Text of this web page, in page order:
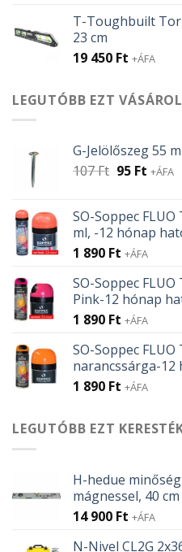
T-Toughbuilt
23 cm
19 450 Ft +ÁFA
LEGUTÓBB EZT
G-Jelölőszeg 55
107Ft Original
107 Ft.
95 Ft
95 Ft.
+ÁFA
SO-Soppec
ml, -12 hónap
1 890 Ft +ÁFA
SO-Soppec
Pink-12 hónap
1 890 Ft +ÁFA
SO-Soppec
narancssárga-12
1 890 Ft +ÁFA
LEGUTÓBB EZT
H-hedue
mágnessel, 40 cm
14 900 Ft +ÁFA
N-Nivel CL2G